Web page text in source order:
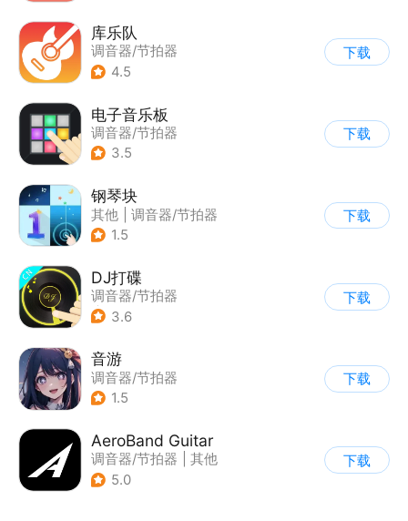
库乐队
调音器/节拍器
4.5
下载
电子音乐板
调音器/节拍器
3.5
下载
钢琴块
其他
调音器/节拍器
1.5
下载
DJ打碟
调音器/节拍器
| 西洋乐器
3.6
下载
音游
调音器/节拍器
1.5
下载
AeroBand Guitar
调音器/节拍器
其他
5.0
下载